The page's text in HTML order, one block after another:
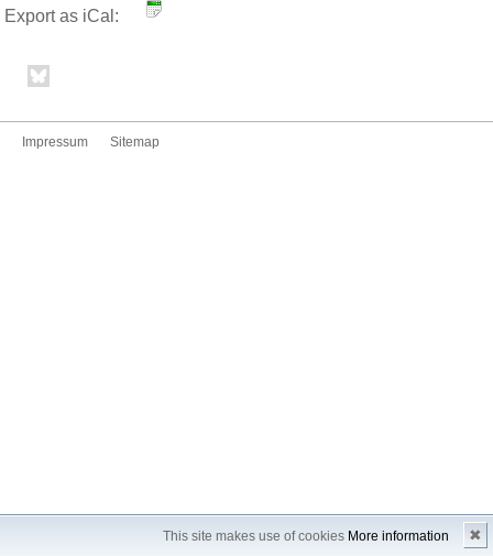
This site makes use of cookies More information ✖
Export as iCal:
Impressum Sitemap